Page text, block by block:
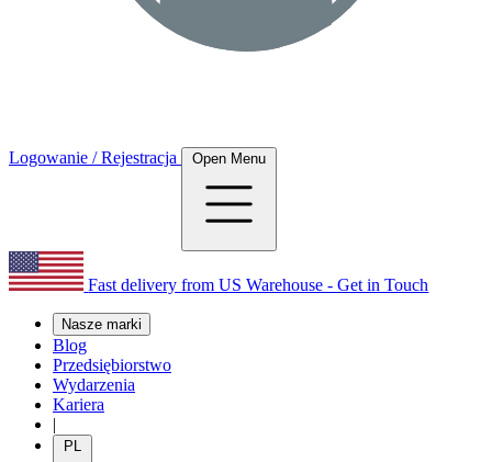
Logowanie / Rejestracja Open Menu
Fast delivery from US Warehouse - Get in Touch
Nasze marki
Blog
Przedsiębiorstwo
Wydarzenia
Kariera
|
PL